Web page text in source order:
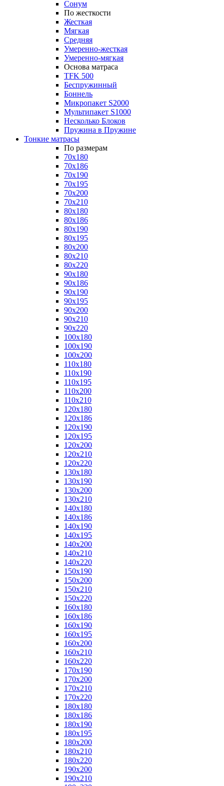
Сонум
По жесткости
Жесткая
Мягкая
Средняя
Умеренно-жесткая
Умеренно-мягкая
Основа матраса
TFK 500
Беспружинный
Боннель
Микропакет S2000
Мультипакет S1000
Несколько Блоков
Пружина в Пружине
Тонкие матрасы
По размерам
70x180
70x186
70x190
70x195
70x200
70x210
80x180
80x186
80x190
80x195
80x200
80x210
80x220
90x180
90x186
90x190
90x195
90x200
90x210
90x220
100x180
100x190
100x200
110x180
110x190
110x195
110x200
110x210
120x180
120x186
120x190
120x195
120x200
120x210
120x220
130x180
130x190
130x200
130x210
140x180
140x186
140x190
140x195
140x200
140x210
140x220
150x190
150x200
150x210
150x220
160x180
160x186
160x190
160x195
160x200
160x210
160x220
170x190
170x200
170x210
170x220
180x180
180x186
180x190
180x195
180x200
180x210
180x220
190x200
190x210